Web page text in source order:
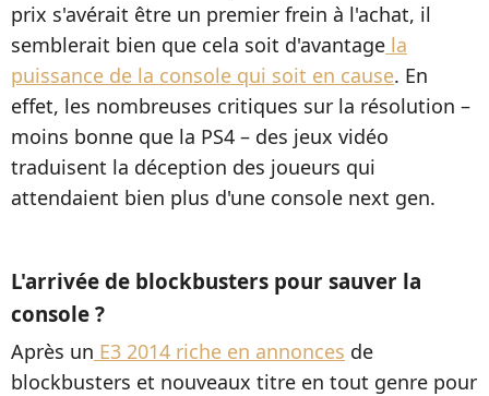
prix s'avérait être un premier frein à l'achat, il
semblerait bien que cela soit d'avantage la
puissance de la console qui soit en cause. En
effet, les nombreuses critiques sur la résolution –
moins bonne que la PS4 – des jeux vidéo
traduisent la déception des joueurs qui
attendaient bien plus d'une console next gen.
L'arrivée de blockbusters pour sauver la
console ?
Après un E3 2014 riche en annonces de
blockbusters et nouveaux titre en tout genre pour